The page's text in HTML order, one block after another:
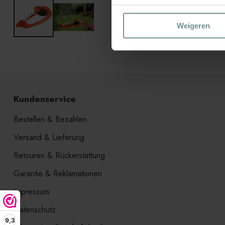
9,3
Weigeren
Kundenservice
Bestellen & Bezahlen
Versand & Lieferung
Retouren & Rückerstattung
Garantie & Reklamationen
Impressum
Datenschutz